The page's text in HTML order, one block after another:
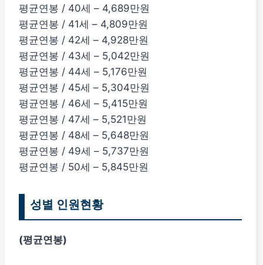
평균연봉 / 40세 – 4,689만원
평균연봉 / 41세 – 4,809만원
평균연봉 / 42세 – 4,928만원
평균연봉 / 43세 – 5,042만원
평균연봉 / 44세 – 5,176만원
평균연봉 / 45세 – 5,304만원
평균연봉 / 46세 – 5,415만원
평균연봉 / 47세 – 5,521만원
평균연봉 / 48세 – 5,648만원
평균연봉 / 49세 – 5,737만원
평균연봉 / 50세 – 5,845만원
성별 인원현황
(평균연봉)